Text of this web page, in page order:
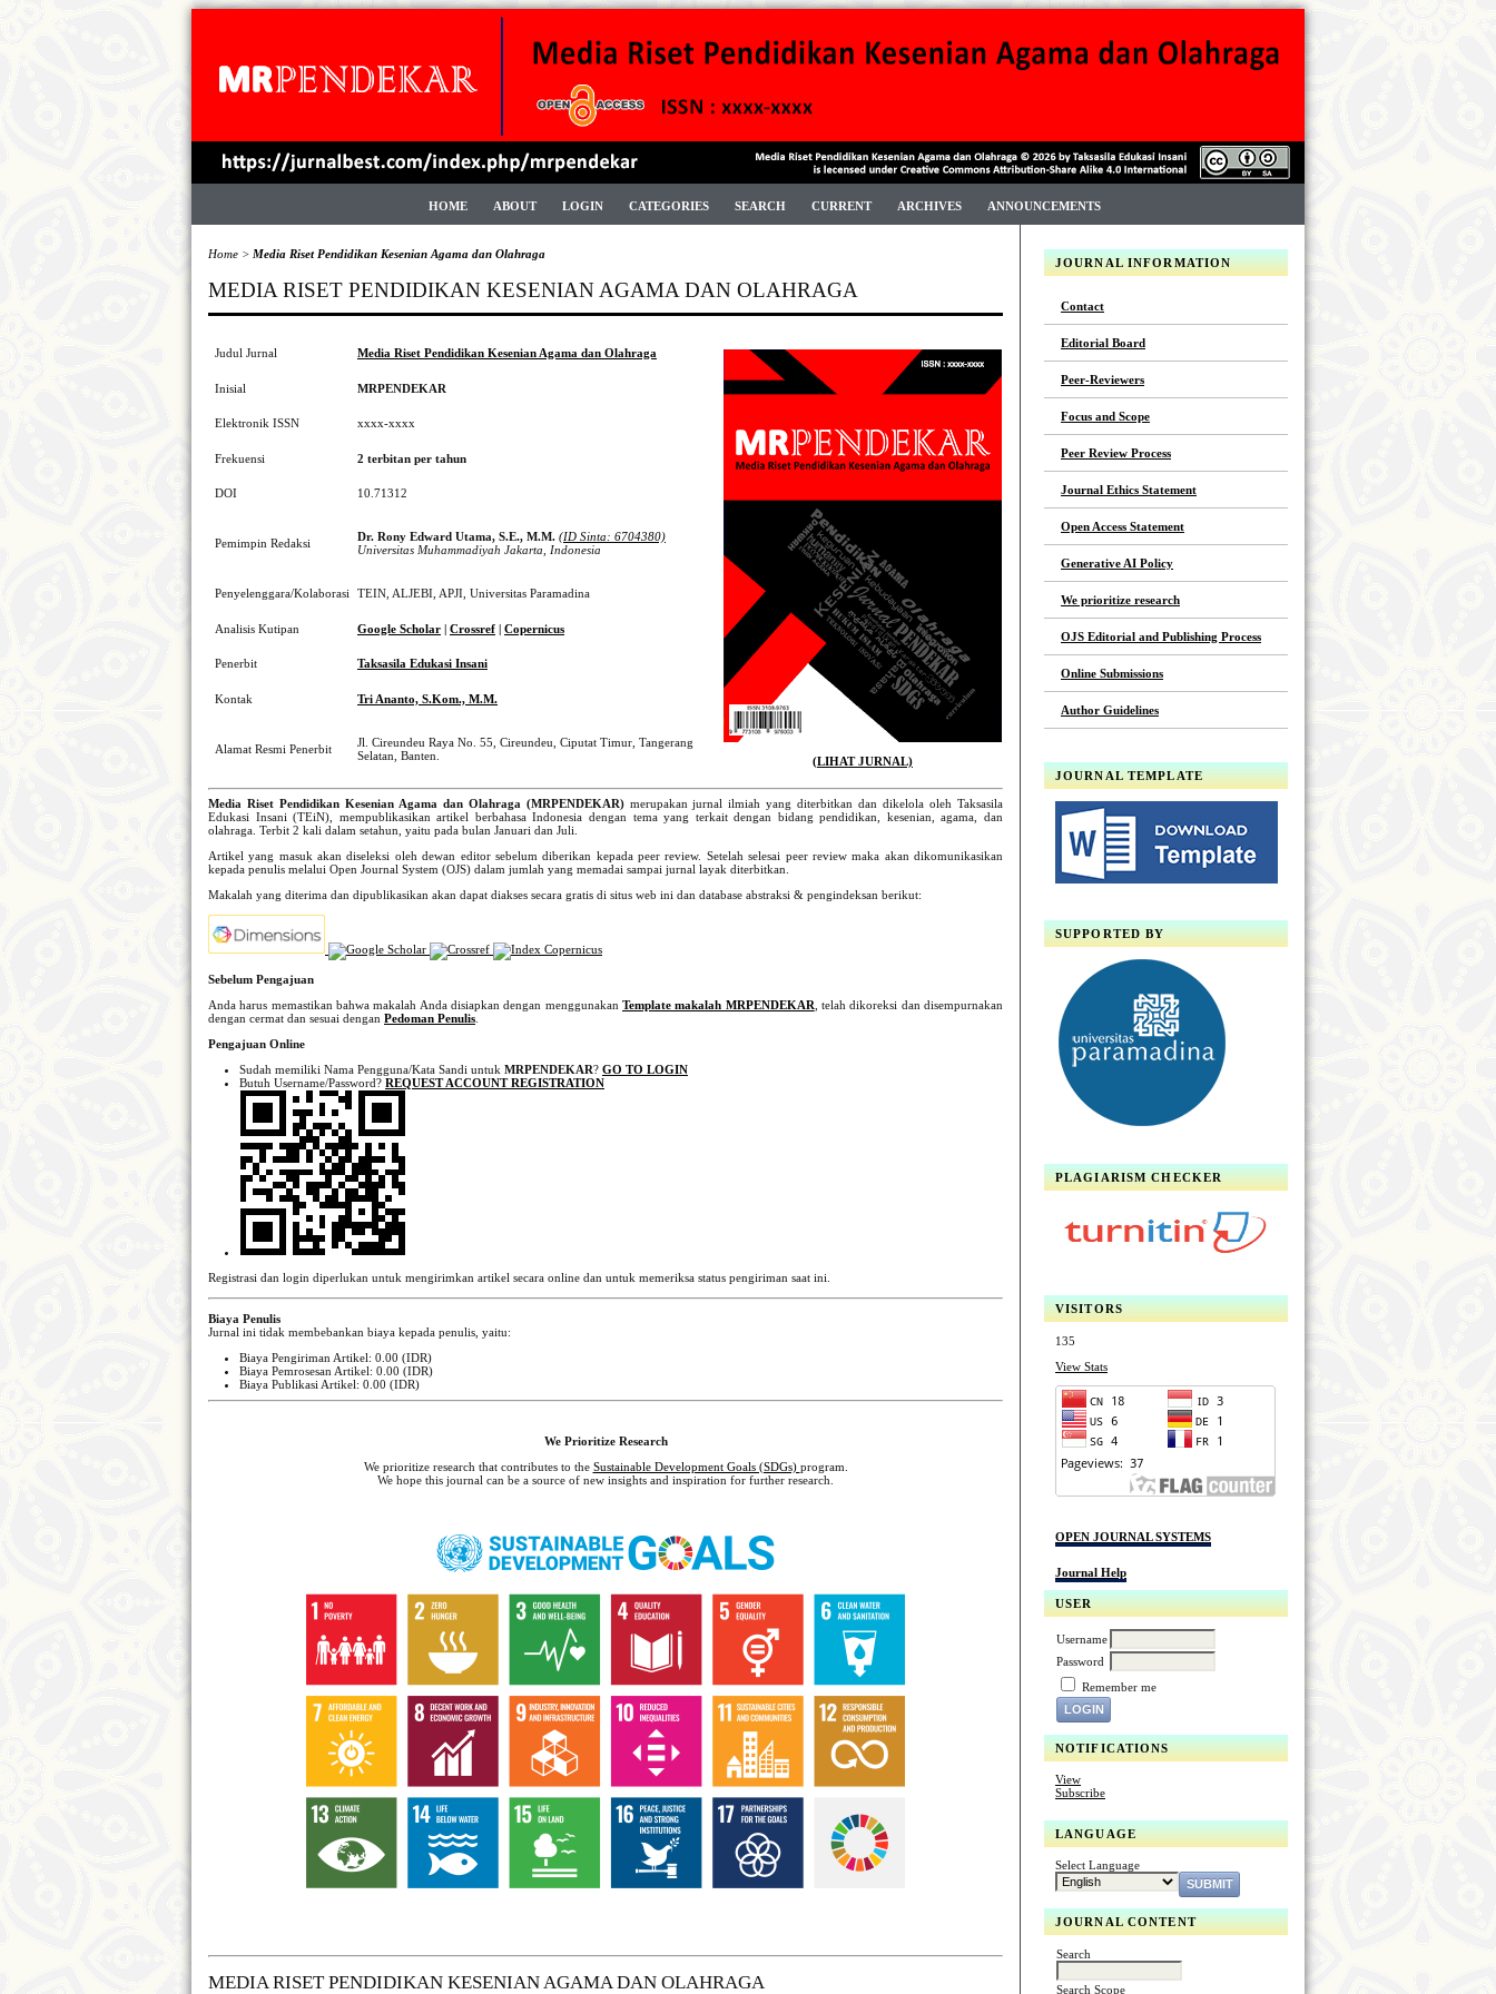
JOURNAL INFORMATION
Contact
Editorial Board
Peer-Reviewers
Focus and Scope
Peer Review Process
Journal Ethics Statement
Open Access Statement
Generative AI Policy
We prioritize research
OJS Editorial and Publishing Process
Online Submissions
Author Guidelines
JOURNAL TEMPLATE
SUPPORTED BY
PLAGIARISM CHECKER
VISITORS
135
View Stats
OPEN JOURNAL SYSTEMS
Journal Help
USER
Username
Password
Remember me
NOTIFICATIONS
View
Subscribe
LANGUAGE
Select Language
JOURNAL CONTENT
Search
Search Scope
HOME ABOUT LOGIN CATEGORIES SEARCH CURRENT ARCHIVES ANNOUNCEMENTS
Home > Media Riset Pendidikan Kesenian Agama dan Olahraga
MEDIA RISET PENDIDIKAN KESENIAN AGAMA DAN OLAHRAGA
Judul Jurnal Media Riset Pendidikan Kesenian Agama dan Olahraga
(LIHAT JURNAL)
Inisial MRPENDEKAR
Elektronik ISSN xxxx-xxxx
Frekuensi 2 terbitan per tahun
DOI 10.71312
Pemimpin Redaksi Dr. Rony Edward Utama, S.E., M.M. (ID Sinta: 6704380)
Universitas Muhammadiyah Jakarta, Indonesia
Penyelenggara/Kolaborasi TEIN, ALJEBI, APJI, Universitas Paramadina
Analisis Kutipan Google Scholar | Crossref | Copernicus
Penerbit Taksasila Edukasi Insani
Kontak Tri Ananto, S.Kom., M.M.
Alamat Resmi Penerbit
Jl. Cireundeu Raya No. 55, Cireundeu, Ciputat Timur, Tangerang
Selatan, Banten.
Media Riset Pendidikan Kesenian Agama dan Olahraga (MRPENDEKAR)merupakan jurnal ilmiah yang diterbitkan dan dikelola oleh Taksasila
Edukasi Insani (TEiN), mempublikasikan artikel berbahasa Indonesia dengan tema yang terkait dengan bidang pendidikan, kesenian, agama, dan
olahraga. Terbit 2 kali dalam setahun, yaitu pada bulan Januari dan Juli.
Artikel yang masuk akan diseleksi oleh dewan editor sebelum diberikan kepada peer review. Setelah selesai peer review maka akan dikomunikasikan
kepada penulis melalui Open Journal System (OJS) dalam jumlah yang memadai sampai jurnal layak diterbitkan.
Makalah yang diterima dan dipublikasikan akan dapat diakses secara gratis di situs web ini dan database abstraksi & pengindeksan berikut:
Sebelum Pengajuan
Anda harus memastikan bahwa makalah Anda disiapkan dengan menggunakan Template makalah MRPENDEKAR , telah dikoreksi dan disempurnakan
dengan cermat dan sesuai dengan Pedoman Penulis
Pengajuan Online
Sudah memiliki Nama Pengguna/Kata Sandi untuk MRPENDEKAR? GO TO LOGIN
Butuh Username/Password? REQUEST ACCOUNT REGISTRATION
Registrasi dan login diperlukan untuk mengirimkan artikel secara online dan untuk memeriksa status pengiriman saat ini.
Biaya Penulis
Jurnal ini tidak membebankan biaya kepada penulis, yaitu:
Biaya Pengiriman Artikel: 0.00 (IDR)
Biaya Pemrosesan Artikel: 0.00 (IDR)
Biaya Publikasi Artikel: 0.00 (IDR)
We Prioritize Research
We prioritize research that contributes to the Sustainable Development Goals (SDGs) program.
We hope this journal can be a source of new insights and inspiration for further research.
MEDIA RISET PENDIDIKAN KESENIAN AGAMA DAN OLAHRAGA